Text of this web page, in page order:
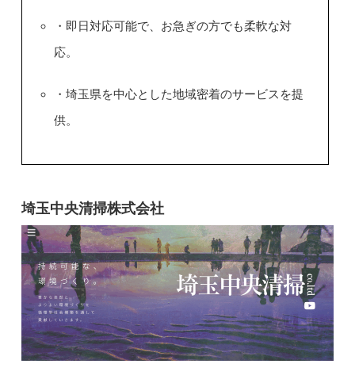
・即日対応可能で、お急ぎの方でも柔軟な対
応。
・埼玉県を中心とした地域密着のサービスを提
供。
埼玉中央清掃株式会社